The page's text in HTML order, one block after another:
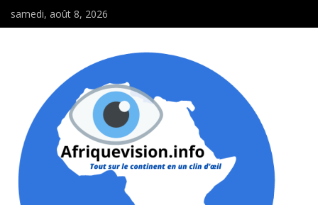
samedi, août 8, 2026